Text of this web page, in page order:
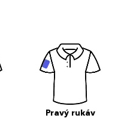
Pravý rukáv